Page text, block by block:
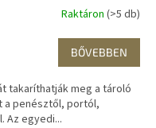
Raktáron (>5 db)
BŐVEBBEN
takaríthatják meg a tároló
a penésztől, portól,
Az egyedi...